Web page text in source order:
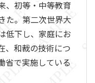
、初等・中等教育
た。第二次世界大
低下し、家庭にお
、和裁の技術につ
省で実施している